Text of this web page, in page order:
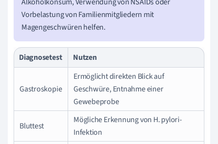
Vorbelastung von Familienmitgliedern mit
Magengeschwüren helfen.
Diagnosetest Nutzen
Gastroskopie
Ermöglicht direkten Blick auf
Geschwüre, Entnahme einer
Gewebeprobe
Bluttest
Mögliche Erkennung von H. pylori-
Infektion